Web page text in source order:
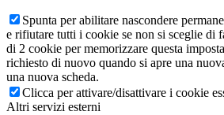
Spunta per abilitare nascondere
e rifiutare tutti i cookie se non si sceglie di
di 2 cookie per memorizzare questa
richiesto di nuovo quando si apre una
una nuova scheda.
Clicca per attivare/disattivare i cookie
Altri servizi esterni